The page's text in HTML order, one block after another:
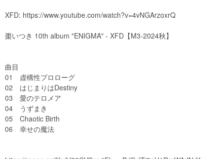
XFD: https://www.youtube.com/watch?v=4vNGArzoxrQ
棗いつき 10th album "ENIGMA" - XFD【M3-2024秋】
曲目
01 虚構性プロローグ
02 はじまりはDestiny
03 愛のテロメア
04 うずまき
05 Chaotic Birth
06 幸せの魔法